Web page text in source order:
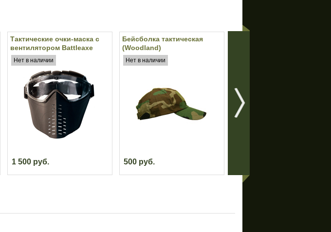
Тактические очки-маска с
вентилятором Battleaxe
(Black)
Нет в наличии
1 500 руб.
Бейсболка тактическая
(Woodland)
Нет в наличии
500 руб.